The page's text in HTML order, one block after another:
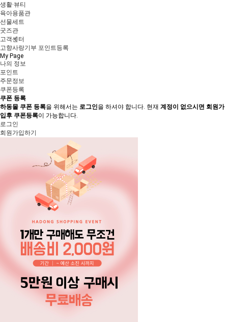
생활·뷰티
육아용품관
선물세트
굿즈관
고객센터
고향사랑기부 포인트등록
My Page
나의 정보
포인트
주문정보
쿠폰등록
쿠폰 등록
하동몰 쿠폰 등록을 위해서는 로그인을 하셔야 합니다. 현재 계정이 없으시면 회원가
입후 쿠폰등록이 가능합니다.
로그인
회원가입하기